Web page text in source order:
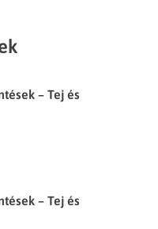
– Tej és
– Tej és